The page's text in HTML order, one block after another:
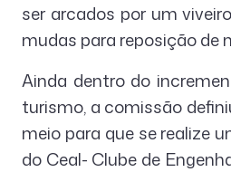
ser arcados por um
mudas para reposição de
Ainda dentro do
turismo, a comissão
meio para que se realize
do Ceal- Clube de